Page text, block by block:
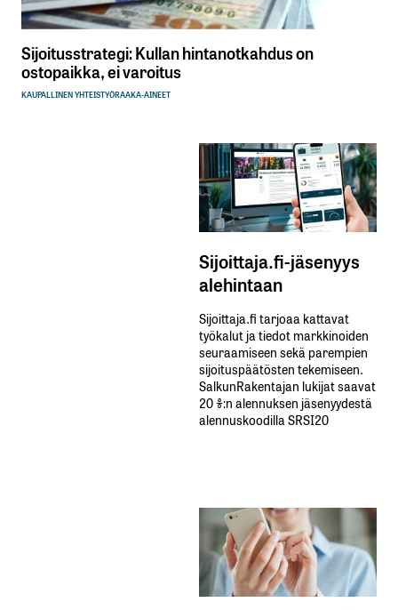
Sijoitusstrategi: Kullan hintanotkahdus on
ostopaikka, ei varoitus
KAUPALLINEN YHTEISTYÖRAAKA-AINEET
Sijoittaja.fi-jäsenyys
alehintaan
Sijoittaja.fi tarjoaa kattavat
työkalut ja tiedot markkinoiden
seuraamiseen sekä parempien
sijoituspäätösten tekemiseen.
SalkunRakentajan lukijat saavat
20 %:n alennuksen jäsenyydestä
alennuskoodilla SRSI20